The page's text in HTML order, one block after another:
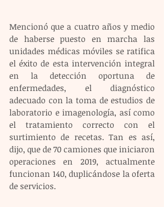
Mencionó que a cuatro años y medio
de haberse puesto en marcha las
unidades médicas móviles se ratifica
el éxito de esta intervención integral
en la detección oportuna de
enfermedades, el diagnóstico
adecuado con la toma de estudios de
laboratorio e imagenología, así como
el tratamiento correcto con el
surtimiento de recetas. Tan es así,
dijo, que de 70 camiones que iniciaron
operaciones en 2019, actualmente
funcionan 140, duplicándose la oferta
de servicios.